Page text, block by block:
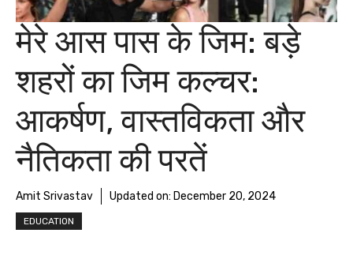
मेरे आस पास के जिम: बड़े
शहरों का जिम कल्चर:
आकर्षण, वास्तविकता और
नैतिकता की परतें
Amit Srivastav Updated on: December 20, 2024
EDUCATION